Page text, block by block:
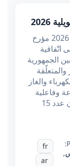
المحتوى القوانين قـانـون عدد 14 لسنة 2026 مؤرخ
على اتّفاقية
الضمان المبرمة بتاريخ 3 نوفمبر 2025 بين الجمهورية
والمتعلّقة
والغاز
وفاعلية
وحوكمة قطاع الطّاقة في تونس قـانـون عدد 15
,
fr
ar